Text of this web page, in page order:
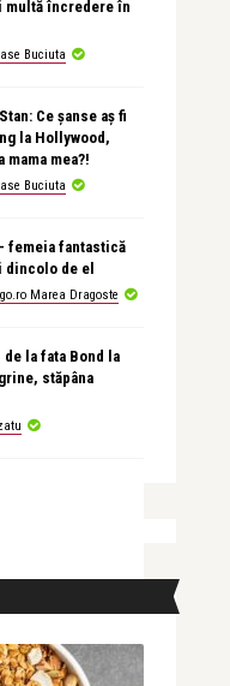
multă încredere în
Buciuta
Ce șanse aș fi
la Hollywood,
mama mea?!
Buciuta
femeia fantastică
dincolo de el
Marea Dragoste
de la fata Bond la
stăpâna